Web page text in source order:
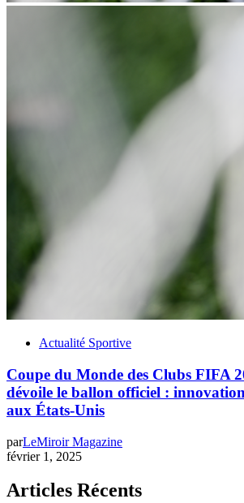
Actualité Sportive
Coupe du Monde des Clubs FIFA
dévoile le ballon officiel :
aux États-Unis
parLeMiroir Magazine
février 1, 2025
Articles Récents